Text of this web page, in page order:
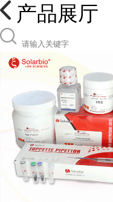
产品展厅